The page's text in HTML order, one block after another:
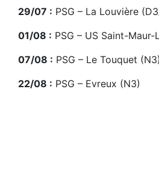
29/07 : PSG – La Louvière
01/08 : PSG – US Saint-
07/08 : PSG – Le Touquet (N3)
22/08 : PSG – Evreux (N3)